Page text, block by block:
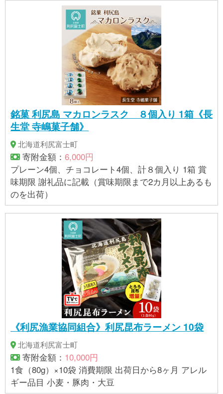
銘菓 利尻島 マカロンラスク ８個入り 1箱《長
生堂 寺嶋菓子舗》
北海道利尻富士町
寄附金額： 6,000円
プレーン4個、チョコレート4個、計８個入り 1箱 賞
味期限 謝礼品に記載（賞味期限まで2カ月以上あるも
のを出荷）
《利尻漁業協同組合》利尻昆布ラーメン 10袋
北海道利尻富士町
寄附金額： 10,000円
1食（80g）×10袋 消費期限 出荷日から8ヶ月 アレル
ギー品目 小麦・豚肉・大豆